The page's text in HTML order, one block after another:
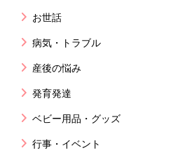
お世話
病気・トラブル
産後の悩み
発育発達
ベビー用品・グッズ
行事・イベント